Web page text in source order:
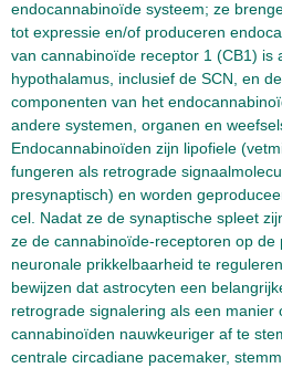
endocannabinoïde systeem; ze
tot expressie en/of produceren
van cannabinoïde receptor 1 (CB1) is
hypothalamus, inclusief de SCN, en
componenten van het
andere systemen, organen en
Endocannabinoïden zijn lipofiele
fungeren als retrograde
presynaptisch) en worden
cel. Nadat ze de synaptische spleet
ze de cannabinoïde-receptoren op de
neuronale prikkelbaarheid te
bewijzen dat astrocyten een
retrograde signalering als een manier
cannabinoïden nauwkeuriger af te
centrale circadiane pacemaker,